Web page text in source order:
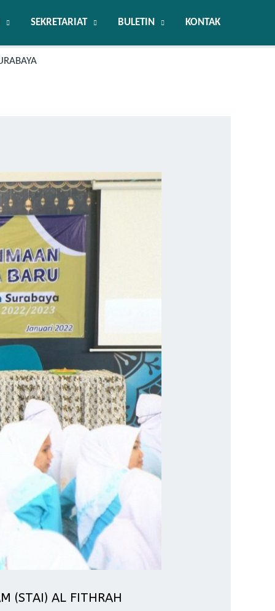
SEKRETARIAT BULETIN KONTAK
(STAI) AL FITHRAH